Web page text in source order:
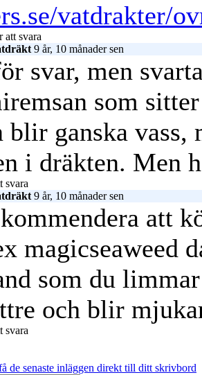
vatdrakter/
att svara
9 år, 10 månader sen
svar, men
som
blir ganska vass,
i dräkten. Men
svara
9 år, 10 månader sen
att
magicseaweed
som du
och blir
svara